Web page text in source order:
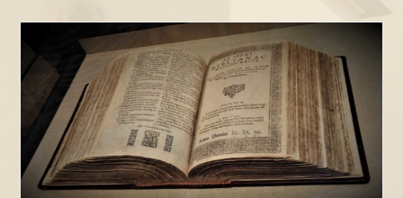
Egyházközségi tájékoztatás a vizsolyi
biblia másolási felhívásról